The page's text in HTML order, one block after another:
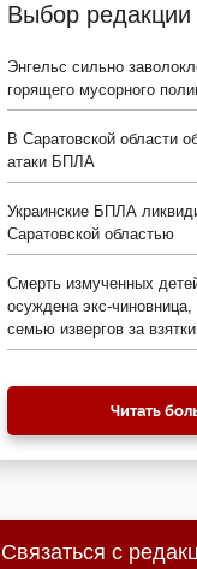
Выбор редакции
Энгельс сильно
горящего мусорного
В Саратовской области
атаки БПЛА
Украинские БПЛА
Саратовской областью
Смерть измученных
осуждена экс-
семью извергов за взятки
Читать
Связаться с